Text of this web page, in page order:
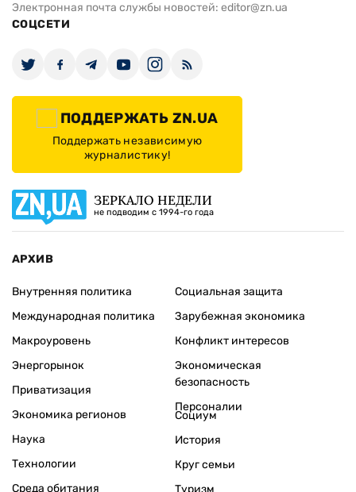
Электронная почта службы новостей: editor@zn.ua
СОЦСЕТИ
ПОДДЕРЖАТЬ ZN.UA
Поддержать независимую
журналистику!
ЗЕРКАЛО НЕДЕЛИ
не подводим с 1994-го года
АРХИВ
Внутренняя политика
Международная политика
Макроуровень
Энергорынок
Приватизация
Экономика регионов
Социальная защита
Зарубежная экономика
Конфликт интересов
Экономическая
безопасность
Персоналии
Наука
Технологии
Среда обитания
Социум
История
Круг семьи
Туризм